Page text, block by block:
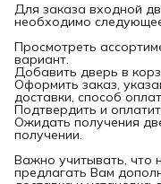
Для заказа входной
необходимо
Просмотреть
вариант.
Добавить дверь в
Оформить заказ,
доставки, способ
Подтвердить и
Ожидать получения
получении.
Важно учитывать, что
предлагать Вам